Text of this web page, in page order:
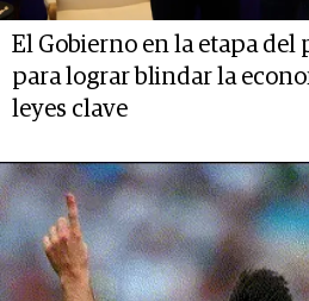
El Gobierno en la etapa del
para lograr blindar la
leyes clave